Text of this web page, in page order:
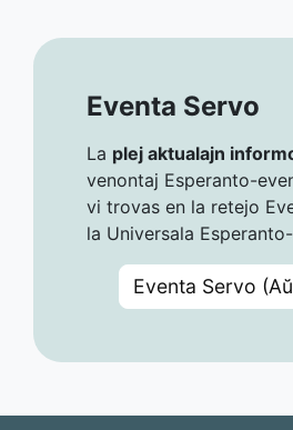
Eventa Servo
La plej aktualajn
venontaj Esperanto-
vi trovas en la retejo
la Universala
Eventa Servo